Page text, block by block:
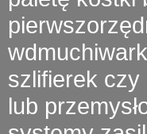
szlifierek czy
lub